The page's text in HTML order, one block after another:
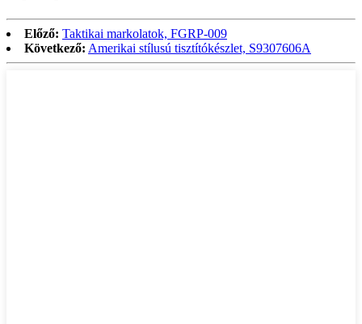
Előző: Taktikai markolatok, FGRP-009
Következő: Amerikai stílusú tisztítókészlet, S9307606A